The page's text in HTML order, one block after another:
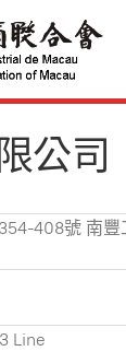
公司
408號 南
Line